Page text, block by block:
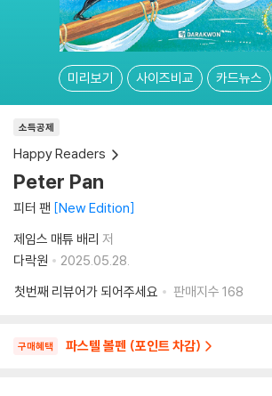
미리보기 사이즈비교 카드뉴스
소득공제
Happy Readers
Peter Pan
피터 팬 New Edition
제임스 매튜 배리 저
다락원
2025.05.28.
첫번째 리뷰어가 되어주세요
판매지수 168
구매혜택 파스텔 볼펜 (포인트 차감)